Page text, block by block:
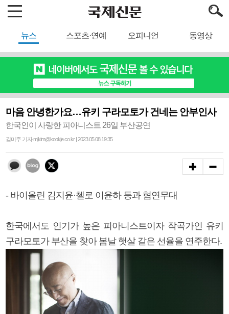
뉴스 스포츠·연예 오피니언 동영상
마음 안녕한가요…유키 구라모토가 건네는 안부인사
한국인이 사랑한 피아니스트 26일 부산공연
김미주 기자 mjkim@kookje.co.kr | 2023.05.08 19:35
- 바이올린 김지윤·첼로 이윤하 등과 협연무대
한국에서도 인기가 높은 피아니스트이자 작곡가인 유키
구라모토가 부산을 찾아 봄날 햇살 같은 선율을 연주한다.